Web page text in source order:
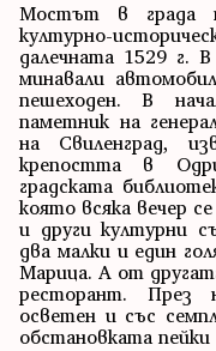
Мостът в града
културно-
далечната 1529 г.
минавали
пешеходен. В
паметник на
на Свиленград,
крепостта в
градската
която всяка вечер
и други културни
два малки и един
Марица. А от
ресторант.
осветен и със
обстановката